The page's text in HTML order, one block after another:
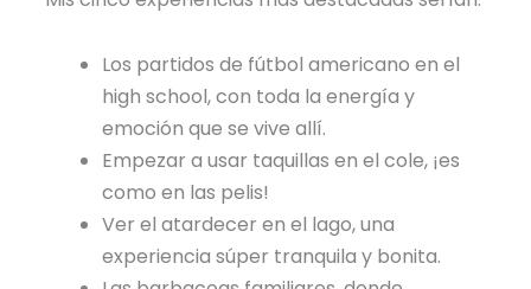
Los partidos de fútbol americano en el
high school, con toda la energía y
emoción que se vive allí.
Empezar a usar taquillas en el cole, ¡es
como en las pelis!
Ver el atardecer en el lago, una
experiencia súper tranquila y bonita.